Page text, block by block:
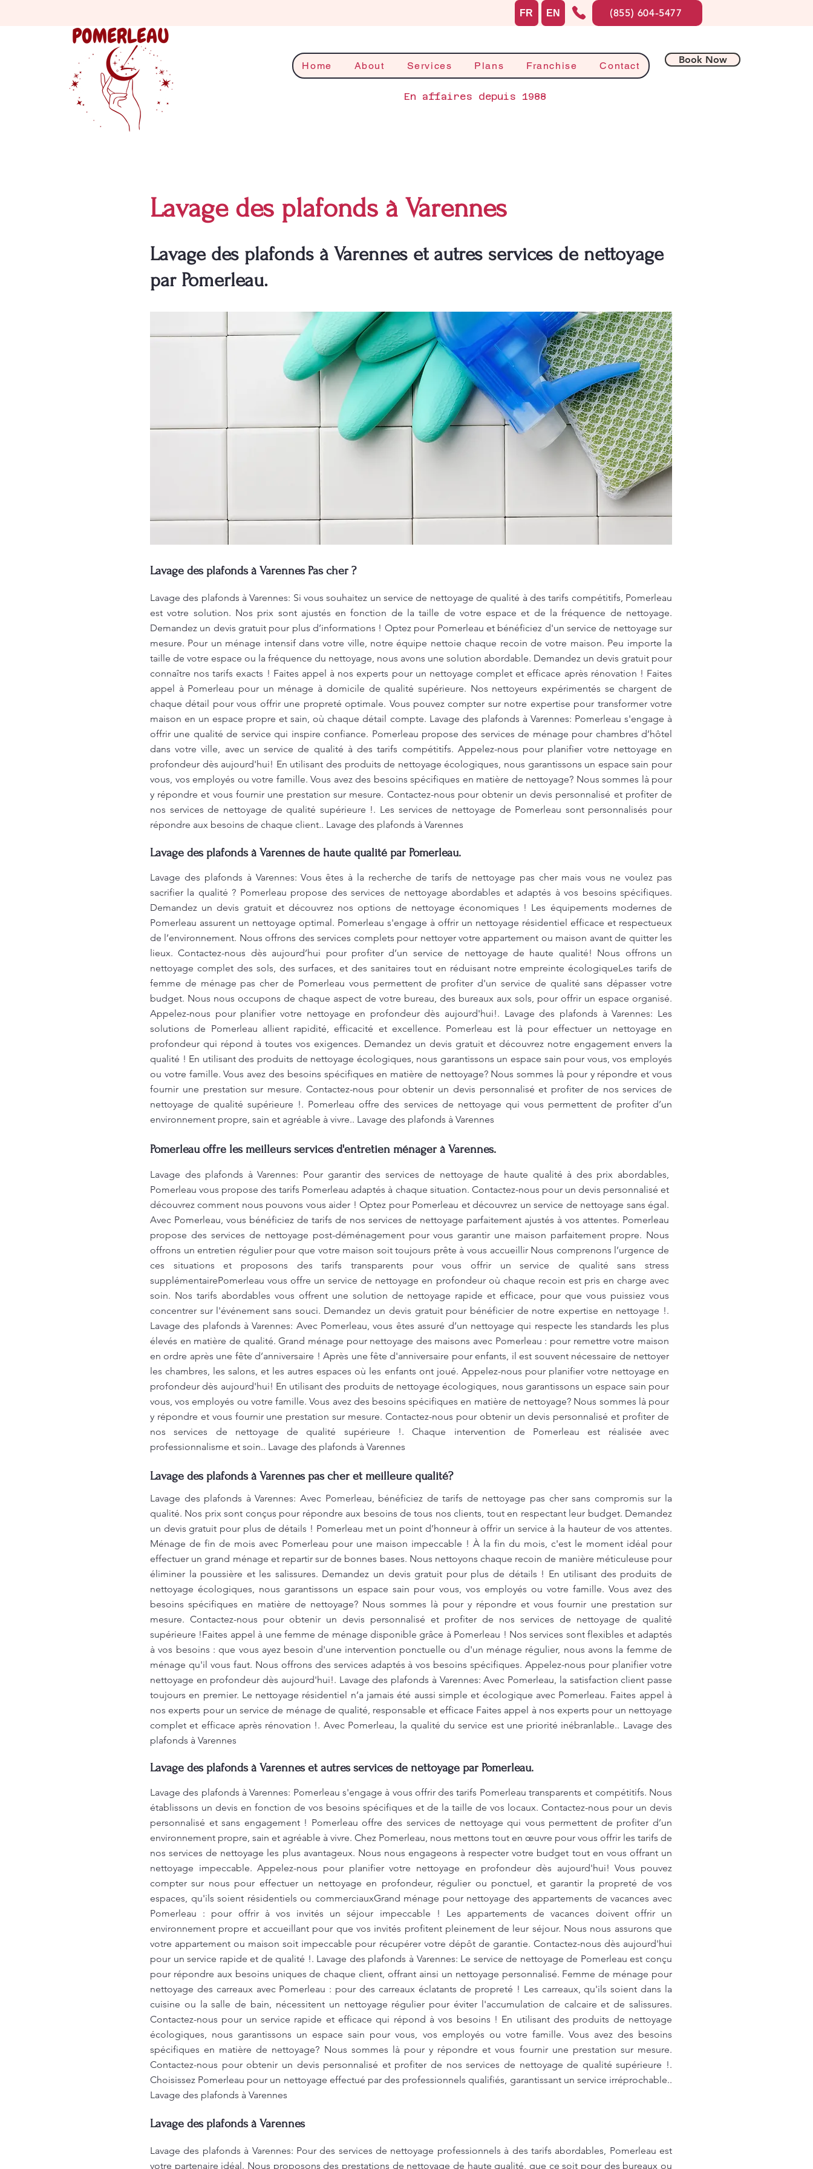
Home About Services Plans Franchise Contact
Book Now
En affaires depuis 1988
FR EN (855) 604-5477
Lavage des plafonds à Varennes
Lavage des plafonds à Varennes et autres services de nettoyage
par Pomerleau.
Lavage des plafonds à Varennes Pas cher ?
Lavage des plafonds à Varennes: Si vous souhaitez un service de nettoyage de qualité à des tarifs compétitifs, Pomerleau
est votre solution. Nos prix sont ajustés en fonction de la taille de votre espace et de la fréquence de nettoyage.
Demandez un devis gratuit pour plus d’informations ! Optez pour Pomerleau et bénéficiez d'un service de nettoyage sur
mesure. Pour un ménage intensif dans votre ville, notre équipe nettoie chaque recoin de votre maison. Peu importe la
taille de votre espace ou la fréquence du nettoyage, nous avons une solution abordable. Demandez un devis gratuit pour
connaître nos tarifs exacts ! Faites appel à nos experts pour un nettoyage complet et efficace après rénovation ! Faites
appel à Pomerleau pour un ménage à domicile de qualité supérieure. Nos nettoyeurs expérimentés se chargent de
chaque détail pour vous offrir une propreté optimale. Vous pouvez compter sur notre expertise pour transformer votre
maison en un espace propre et sain, où chaque détail compte. Lavage des plafonds à Varennes: Pomerleau s'engage à
offrir une qualité de service qui inspire confiance. Pomerleau propose des services de ménage pour chambres d’hôtel
dans votre ville, avec un service de qualité à des tarifs compétitifs. Appelez-nous pour planifier votre nettoyage en
profondeur dès aujourd'hui! En utilisant des produits de nettoyage écologiques, nous garantissons un espace sain pour
vous, vos employés ou votre famille. Vous avez des besoins spécifiques en matière de nettoyage? Nous sommes là pour
y répondre et vous fournir une prestation sur mesure. Contactez-nous pour obtenir un devis personnalisé et profiter de
nos services de nettoyage de qualité supérieure !. Les services de nettoyage de Pomerleau sont personnalisés pour
répondre aux besoins de chaque client.. Lavage des plafonds à Varennes
Lavage des plafonds à Varennes de haute qualité par Pomerleau.
Lavage des plafonds à Varennes: Vous êtes à la recherche de tarifs de nettoyage pas cher mais vous ne voulez pas
sacrifier la qualité ? Pomerleau propose des services de nettoyage abordables et adaptés à vos besoins spécifiques.
Demandez un devis gratuit et découvrez nos options de nettoyage économiques ! Les équipements modernes de
Pomerleau assurent un nettoyage optimal. Pomerleau s'engage à offrir un nettoyage résidentiel efficace et respectueux
de l’environnement. Nous offrons des services complets pour nettoyer votre appartement ou maison avant de quitter les
lieux. Contactez-nous dès aujourd’hui pour profiter d’un service de nettoyage de haute qualité! Nous offrons un
nettoyage complet des sols, des surfaces, et des sanitaires tout en réduisant notre empreinte écologiqueLes tarifs de
femme de ménage pas cher de Pomerleau vous permettent de profiter d'un service de qualité sans dépasser votre
budget. Nous nous occupons de chaque aspect de votre bureau, des bureaux aux sols, pour offrir un espace organisé.
Appelez-nous pour planifier votre nettoyage en profondeur dès aujourd'hui!. Lavage des plafonds à Varennes: Les
solutions de Pomerleau allient rapidité, efficacité et excellence. Pomerleau est là pour effectuer un nettoyage en
profondeur qui répond à toutes vos exigences. Demandez un devis gratuit et découvrez notre engagement envers la
qualité ! En utilisant des produits de nettoyage écologiques, nous garantissons un espace sain pour vous, vos employés
ou votre famille. Vous avez des besoins spécifiques en matière de nettoyage? Nous sommes là pour y répondre et vous
fournir une prestation sur mesure. Contactez-nous pour obtenir un devis personnalisé et profiter de nos services de
nettoyage de qualité supérieure !. Pomerleau offre des services de nettoyage qui vous permettent de profiter d’un
environnement propre, sain et agréable à vivre.. Lavage des plafonds à Varennes
Pomerleau offre les meilleurs services d'entretien ménager à Varennes.
Lavage des plafonds à Varennes: Pour garantir des services de nettoyage de haute qualité à des prix abordables,
Pomerleau vous propose des tarifs Pomerleau adaptés à chaque situation. Contactez-nous pour un devis personnalisé et
découvrez comment nous pouvons vous aider ! Optez pour Pomerleau et découvrez un service de nettoyage sans égal.
Avec Pomerleau, vous bénéficiez de tarifs de nos services de nettoyage parfaitement ajustés à vos attentes. Pomerleau
propose des services de nettoyage post-déménagement pour vous garantir une maison parfaitement propre. Nous
offrons un entretien régulier pour que votre maison soit toujours prête à vous accueillir Nous comprenons l’urgence de
ces situations et proposons des tarifs transparents pour vous offrir un service de qualité sans stress
supplémentairePomerleau vous offre un service de nettoyage en profondeur où chaque recoin est pris en charge avec
soin. Nos tarifs abordables vous offrent une solution de nettoyage rapide et efficace, pour que vous puissiez vous
concentrer sur l'événement sans souci. Demandez un devis gratuit pour bénéficier de notre expertise en nettoyage !.
Lavage des plafonds à Varennes: Avec Pomerleau, vous êtes assuré d’un nettoyage qui respecte les standards les plus
élevés en matière de qualité. Grand ménage pour nettoyage des maisons avec Pomerleau : pour remettre votre maison
en ordre après une fête d’anniversaire ! Après une fête d'anniversaire pour enfants, il est souvent nécessaire de nettoyer
les chambres, les salons, et les autres espaces où les enfants ont joué. Appelez-nous pour planifier votre nettoyage en
profondeur dès aujourd'hui! En utilisant des produits de nettoyage écologiques, nous garantissons un espace sain pour
vous, vos employés ou votre famille. Vous avez des besoins spécifiques en matière de nettoyage? Nous sommes là pour
y répondre et vous fournir une prestation sur mesure. Contactez-nous pour obtenir un devis personnalisé et profiter de
nos services de nettoyage de qualité supérieure !. Chaque intervention de Pomerleau est réalisée avec
professionnalisme et soin.. Lavage des plafonds à Varennes
Lavage des plafonds à Varennes pas cher et meilleure qualité?
Lavage des plafonds à Varennes: Avec Pomerleau, bénéficiez de tarifs de nettoyage pas cher sans compromis sur la
qualité. Nos prix sont conçus pour répondre aux besoins de tous nos clients, tout en respectant leur budget. Demandez
un devis gratuit pour plus de détails ! Pomerleau met un point d’honneur à offrir un service à la hauteur de vos attentes.
Ménage de fin de mois avec Pomerleau pour une maison impeccable ! À la fin du mois, c'est le moment idéal pour
effectuer un grand ménage et repartir sur de bonnes bases. Nous nettoyons chaque recoin de manière méticuleuse pour
éliminer la poussière et les salissures. Demandez un devis gratuit pour plus de détails ! En utilisant des produits de
nettoyage écologiques, nous garantissons un espace sain pour vous, vos employés ou votre famille. Vous avez des
besoins spécifiques en matière de nettoyage? Nous sommes là pour y répondre et vous fournir une prestation sur
mesure. Contactez-nous pour obtenir un devis personnalisé et profiter de nos services de nettoyage de qualité
supérieure !Faites appel à une femme de ménage disponible grâce à Pomerleau ! Nos services sont flexibles et adaptés
à vos besoins : que vous ayez besoin d'une intervention ponctuelle ou d'un ménage régulier, nous avons la femme de
ménage qu'il vous faut. Nous offrons des services adaptés à vos besoins spécifiques. Appelez-nous pour planifier votre
nettoyage en profondeur dès aujourd'hui!. Lavage des plafonds à Varennes: Avec Pomerleau, la satisfaction client passe
toujours en premier. Le nettoyage résidentiel n’a jamais été aussi simple et écologique avec Pomerleau. Faites appel à
nos experts pour un service de ménage de qualité, responsable et efficace Faites appel à nos experts pour un nettoyage
complet et efficace après rénovation !. Avec Pomerleau, la qualité du service est une priorité inébranlable.. Lavage des
plafonds à Varennes
Lavage des plafonds à Varennes et autres services de nettoyage par Pomerleau.
Lavage des plafonds à Varennes: Pomerleau s'engage à vous offrir des tarifs Pomerleau transparents et compétitifs. Nous
établissons un devis en fonction de vos besoins spécifiques et de la taille de vos locaux. Contactez-nous pour un devis
personnalisé et sans engagement ! Pomerleau offre des services de nettoyage qui vous permettent de profiter d’un
environnement propre, sain et agréable à vivre. Chez Pomerleau, nous mettons tout en œuvre pour vous offrir les tarifs de
nos services de nettoyage les plus avantageux. Nous nous engageons à respecter votre budget tout en vous offrant un
nettoyage impeccable. Appelez-nous pour planifier votre nettoyage en profondeur dès aujourd'hui! Vous pouvez
compter sur nous pour effectuer un nettoyage en profondeur, régulier ou ponctuel, et garantir la propreté de vos
espaces, qu'ils soient résidentiels ou commerciauxGrand ménage pour nettoyage des appartements de vacances avec
Pomerleau : pour offrir à vos invités un séjour impeccable ! Les appartements de vacances doivent offrir un
environnement propre et accueillant pour que vos invités profitent pleinement de leur séjour. Nous nous assurons que
votre appartement ou maison soit impeccable pour récupérer votre dépôt de garantie. Contactez-nous dès aujourd'hui
pour un service rapide et de qualité !. Lavage des plafonds à Varennes: Le service de nettoyage de Pomerleau est conçu
pour répondre aux besoins uniques de chaque client, offrant ainsi un nettoyage personnalisé. Femme de ménage pour
nettoyage des carreaux avec Pomerleau : pour des carreaux éclatants de propreté ! Les carreaux, qu'ils soient dans la
cuisine ou la salle de bain, nécessitent un nettoyage régulier pour éviter l'accumulation de calcaire et de salissures.
Contactez-nous pour un service rapide et efficace qui répond à vos besoins ! En utilisant des produits de nettoyage
écologiques, nous garantissons un espace sain pour vous, vos employés ou votre famille. Vous avez des besoins
spécifiques en matière de nettoyage? Nous sommes là pour y répondre et vous fournir une prestation sur mesure.
Contactez-nous pour obtenir un devis personnalisé et profiter de nos services de nettoyage de qualité supérieure !.
Choisissez Pomerleau pour un nettoyage effectué par des professionnels qualifiés, garantissant un service irréprochable..
Lavage des plafonds à Varennes
Lavage des plafonds à Varennes
Lavage des plafonds à Varennes: Pour des services de nettoyage professionnels à des tarifs abordables, Pomerleau est
votre partenaire idéal. Nous proposons des prestations de nettoyage de haute qualité, que ce soit pour des bureaux ou